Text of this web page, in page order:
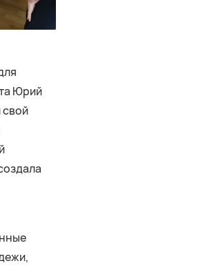
Юрий
свой